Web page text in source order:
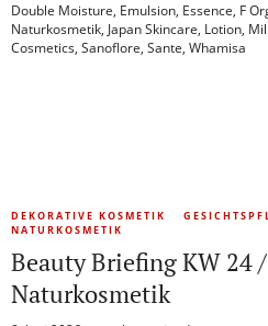
Double Moisture, Emulsion, Essence, F
Naturkosmetik, Japan Skincare, Lotion,
Cosmetics, Sanoflore, Sante, Whamisa
DEKORATIVE KOSMETIK
NATURKOSMETIK
Beauty Briefing KW 24
Naturkosmetik